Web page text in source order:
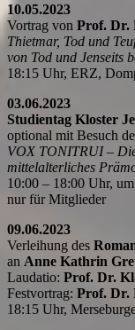
10.05.2023
Vortrag von Prof. Dr.
Thietmar, Tod und
von Tod und Jenseits
18:15 Uhr, ERZ,
03.06.2023
Studientag Kloster
optional mit Besuch
VOX TONITRUI –
mittelalterliches
10:00 – 18:00 Uhr,
nur für Mitglieder
09.06.2023
Verleihung des
an Anne Kathrin
Laudatio: Prof. Dr.
Festvortrag: Prof. Dr.
18:15 Uhr,